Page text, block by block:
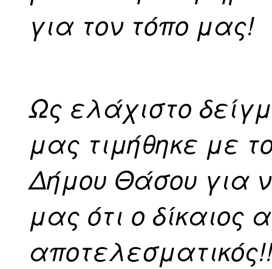
για τον τόπο μας!
Ως ελάχιστο
μας τιμήθηκε με
Δήμου Θάσου για
μας ότι ο δίκαιος